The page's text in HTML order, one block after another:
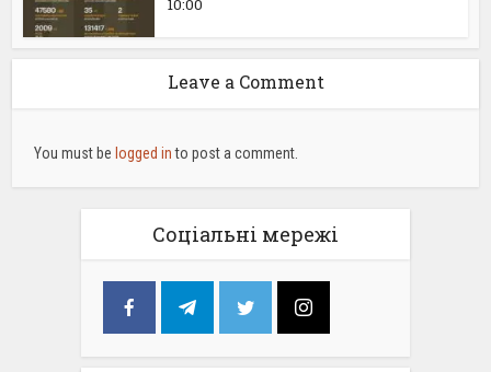
10:00
Leave a Comment
You must be logged into post a comment.
Соціальні мережі